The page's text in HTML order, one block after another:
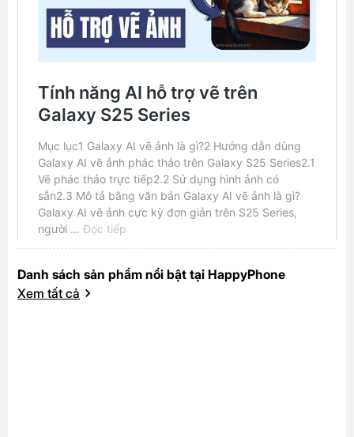
Danh sách sản phẩm nổi bật tại HappyPhone
Xem tất cả